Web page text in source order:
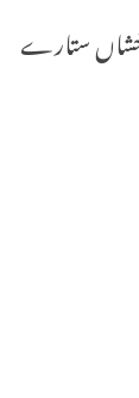
ستارے